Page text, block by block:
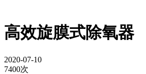
高效旋膜式除氧器
2020-07-10
7400次